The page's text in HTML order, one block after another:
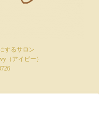
するサロン
（アイビー）